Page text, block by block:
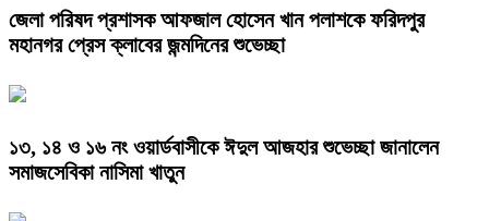
জেলা পরিষদ প্রশাসক আফজাল হোসেন খান পলাশকে ফরিদপুর
মহানগর প্রেস ক্লাবের জন্মদিনের শুভেচ্ছা
১৩, ১৪ ও ১৬ নং ওয়ার্ডবাসীকে ঈদুল আজহার শুভেচ্ছা জানালেন
সমাজসেবিকা নাসিমা খাতুন